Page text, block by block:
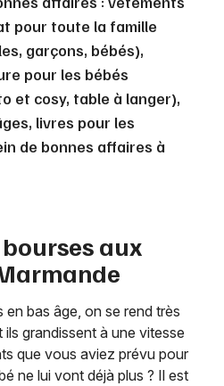
pour toute la famille
garçons, bébés),
pour les bébés
et cosy, table à langer),
livres pour les
de bonnes affaires à
bourses aux
bas âge, on se rend très
grandissent à une vitesse
que vous aviez prévu pour
ne lui vont déjà plus ? Il est